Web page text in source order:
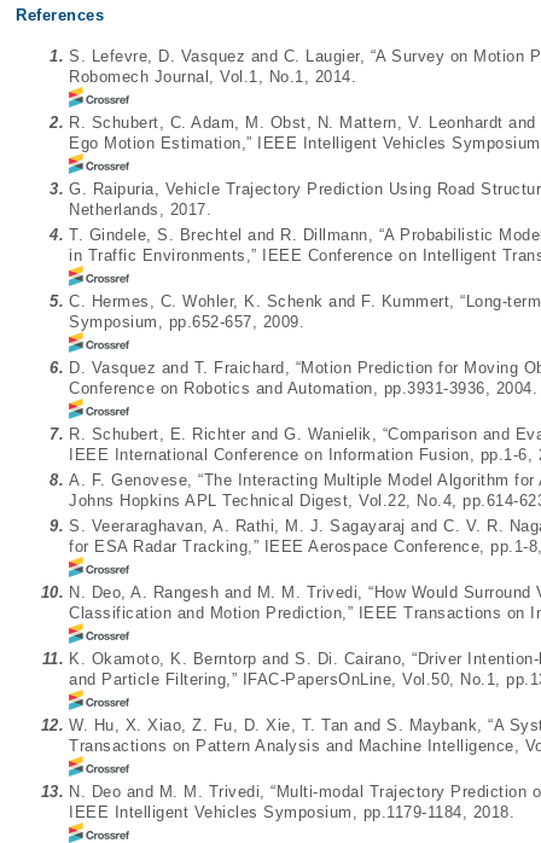
References
1. S. Lefevre, D. Vasquez and C. Laugier, “A Survey on Motion
Robomech Journal, Vol.1, No.1, 2014.
2. R. Schubert, C. Adam, M. Obst, N. Mattern, V. Leonhardt
Ego Motion Estimation,” IEEE Intelligent Vehicles
3. G. Raipuria, Vehicle Trajectory Prediction Using Road
Netherlands, 2017.
4. T. Gindele, S. Brechtel and R. Dillmann, “A Probabilistic
in Traffic Environments,” IEEE Conference on Intelligent
5. C. Hermes, C. Wohler, K. Schenk and F. Kummert, “Long-
Symposium, pp.652-657, 2009.
6. D. Vasquez and T. Fraichard, “Motion Prediction for Moving
Conference on Robotics and Automation, pp.3931-3936, 2004.
7. R. Schubert, E. Richter and G. Wanielik, “Comparison and
IEEE International Conference on Information Fusion, pp.1-6,
8. A. F. Genovese, “The Interacting Multiple Model Algorithm
Johns Hopkins APL Technical Digest, Vol.22, No.4, pp.614-
9. S. Veeraraghavan, A. Rathi, M. J. Sagayaraj and C. V. R.
for ESA Radar Tracking,” IEEE Aerospace Conference, pp.1-
10. N. Deo, A. Rangesh and M. M. Trivedi, “How Would
Classification and Motion Prediction,” IEEE Transactions on
11. K. Okamoto, K. Berntorp and S. Di. Cairano, “Driver
and Particle Filtering,” IFAC-PapersOnLine, Vol.50, No.1,
12. W. Hu, X. Xiao, Z. Fu, D. Xie, T. Tan and S. Maybank, “A
Transactions on Pattern Analysis and Machine Intelligence,
13. N. Deo and M. M. Trivedi, “Multi-modal Trajectory Prediction
IEEE Intelligent Vehicles Symposium, pp.1179-1184, 2018.